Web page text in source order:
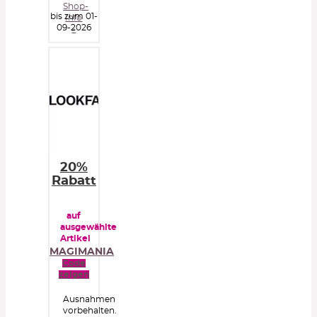
Shop-
Info
»
bis zum 01-
09-2026
20%
Rabatt
auf
ausgewählte
Artikel
MAGIMANIA
Code
zeigen
Ausnahmen
vorbehalten.